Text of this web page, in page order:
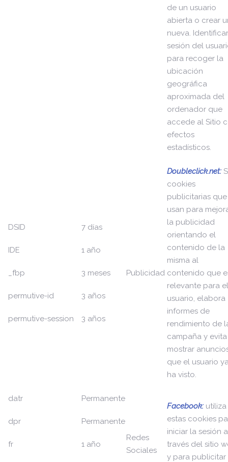
de un usuario
abierta o crear
nueva.
sesión del
para recoger la
ubicación
geográfica
aproximada del
ordenador que
accede al Sitio
efectos
estadísticos.
DSID
IDE
_fbp
permutive-id
permutive-session
7 días
1 año
3 meses
3 años
3 años
Publicidad
Doubleclick.net:
cookies
publicitarias que
usan para
la publicidad
orientando el
contenido de la
misma al
contenido que
relevante para el
usuario, elabora
informes de
rendimiento de
campaña y evita
mostrar
que el usuario
ha visto.
datr
dpr
fr
Permanente
Permanente
1 año
Redes
Sociales
Facebook: utiliza
estas cookies
iniciar la sesión a
través del sitio
y para publicitar